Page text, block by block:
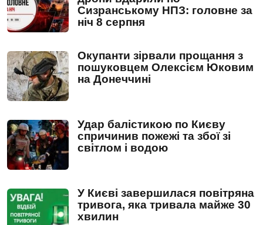
Сизранському НПЗ: головне за
ніч 8 серпня
Окупанти зірвали прощання з
пошуковцем Олексієм Юковим
на Донеччині
Удар балістикою по Києву
спричинив пожежі та збої зі
світлом і водою
У Києві завершилася повітряна
тривога, яка тривала майже 30
хвилин